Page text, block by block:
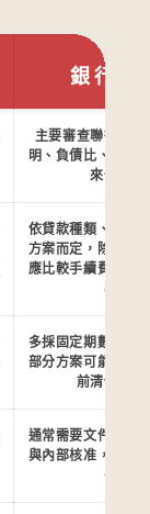
銀行貸
主要審查聯徵紀錄
明、負債比、工作
來信用。
依貸款種類、信用
方案而定，除名目
應比較手續費與總
率。
多採固定期數按月
部分方案可能設有
前清償條件
通常需要文件審核
與內部核准，辦理
長。